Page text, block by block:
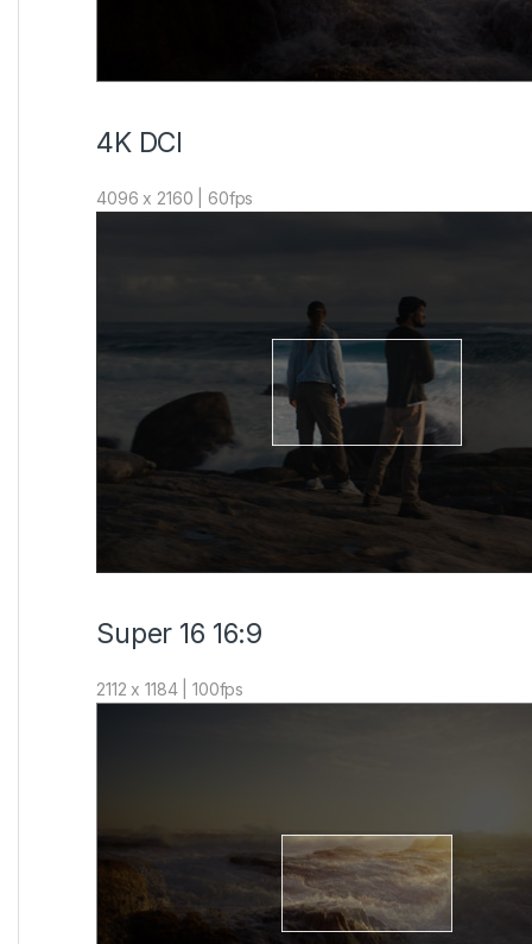
4K DCI
4096 x 2160 | 60fps
Super 16 16:9
2112 x 1184 | 100fps